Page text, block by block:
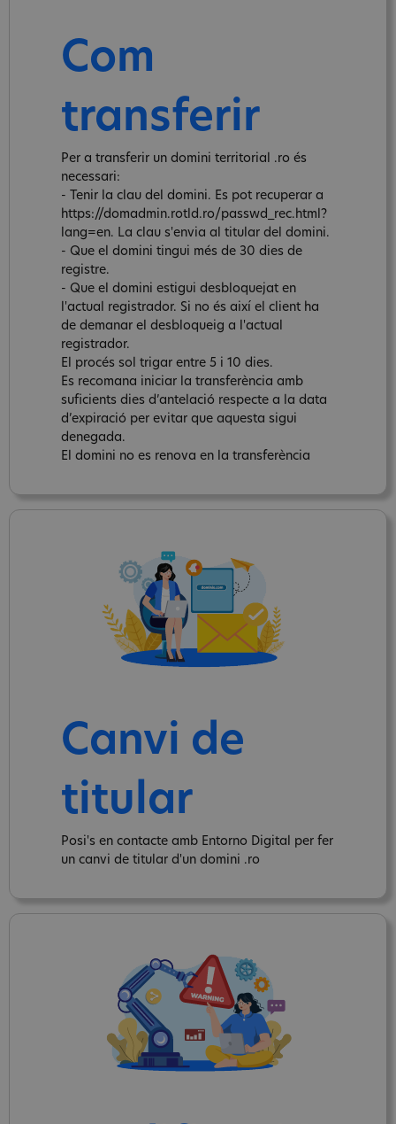
Com
transferir
Per a transferir un domini territorial .ro és
necessari:
- Tenir la clau del domini. Es pot recuperar a
https://domadmin.rotld.ro/passwd_rec.html?
lang=en. La clau s'envia al titular del domini.
- Que el domini tingui més de 30 dies de
registre.
- Que el domini estigui desbloquejat en
l'actual registrador. Si no és així el client ha
de demanar el desbloqueig a l'actual
registrador.
El procés sol trigar entre 5 i 10 dies.
Es recomana iniciar la transferència amb
suficients dies d’antelació respecte a la data
d’expiració per evitar que aquesta sigui
denegada.
El domini no es renova en la transferència
Canvi de
titular
Posi's en contacte amb Entorno Digital per fer
un canvi de titular d'un domini .ro